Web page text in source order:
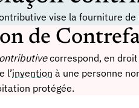
vise la fourniture
de
correspond, en droit
l’invention à une personne
protégée.